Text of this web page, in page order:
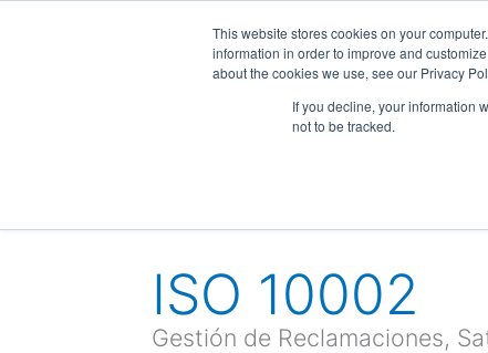
This website stores cookies on your
information in order to improve and
about the cookies we use, see our Privacy
If you decline, your information
not to be tracked.
Consultores ISO
ISO 10002
Gestión de Reclamaciones,